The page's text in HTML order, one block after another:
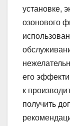
установке,
озонового
его
к
получить